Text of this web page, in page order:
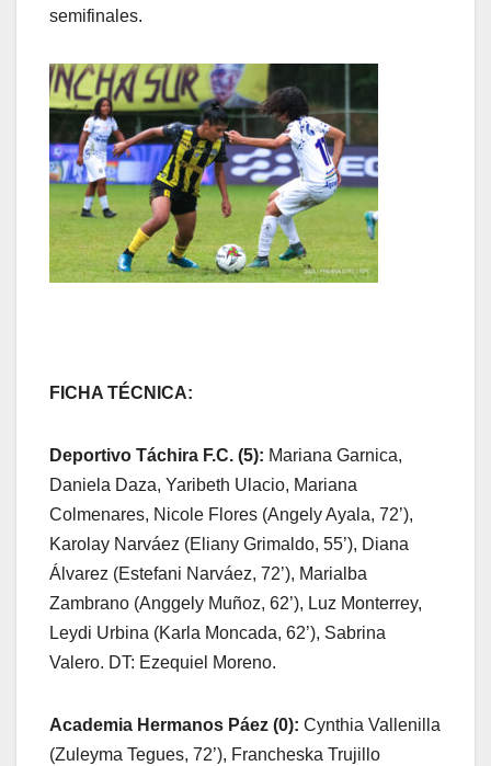
semifinales.
FICHA TÉCNICA:
Deportivo Táchira F.C. (5): Mariana Garnica,
Daniela Daza, Yaribeth Ulacio, Mariana
Colmenares, Nicole Flores (Angely Ayala, 72’),
Karolay Narváez (Eliany Grimaldo, 55’), Diana
Álvarez (Estefani Narváez, 72’), Marialba
Zambrano (Anggely Muñoz, 62’), Luz Monterrey,
Leydi Urbina (Karla Moncada, 62’), Sabrina
Valero. DT: Ezequiel Moreno.
Academia Hermanos Páez (0): Cynthia Vallenilla
(Zuleyma Tegues, 72’), Francheska Trujillo